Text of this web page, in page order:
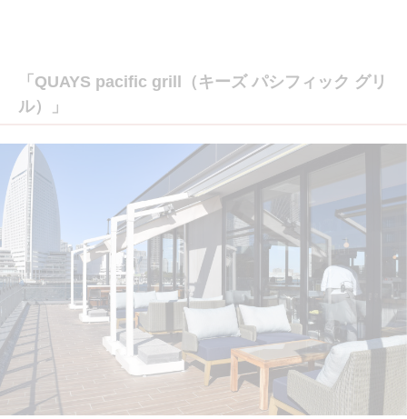
「QUAYS pacific grill（キーズ パシフィック グリ
ル）」